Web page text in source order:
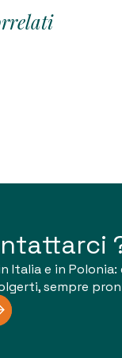
Italia e in
sempre